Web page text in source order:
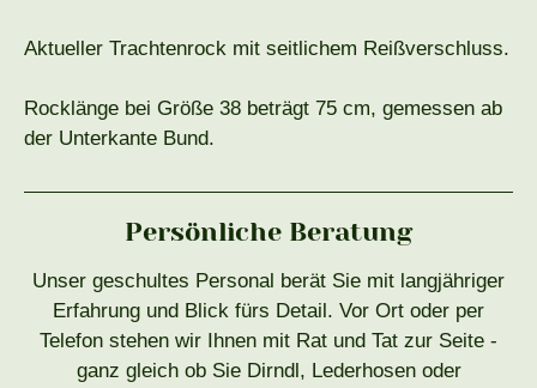
Aktueller Trachtenrock mit seitlichem Reißverschluss.
Rocklänge bei Größe 38 beträgt 75 cm, gemessen ab
der Unterkante Bund.
Persönliche Beratung
Unser geschultes Personal berät Sie mit langjähriger
Erfahrung und Blick fürs Detail. Vor Ort oder per
Telefon stehen wir Ihnen mit Rat und Tat zur Seite -
ganz gleich ob Sie Dirndl, Lederhosen oder